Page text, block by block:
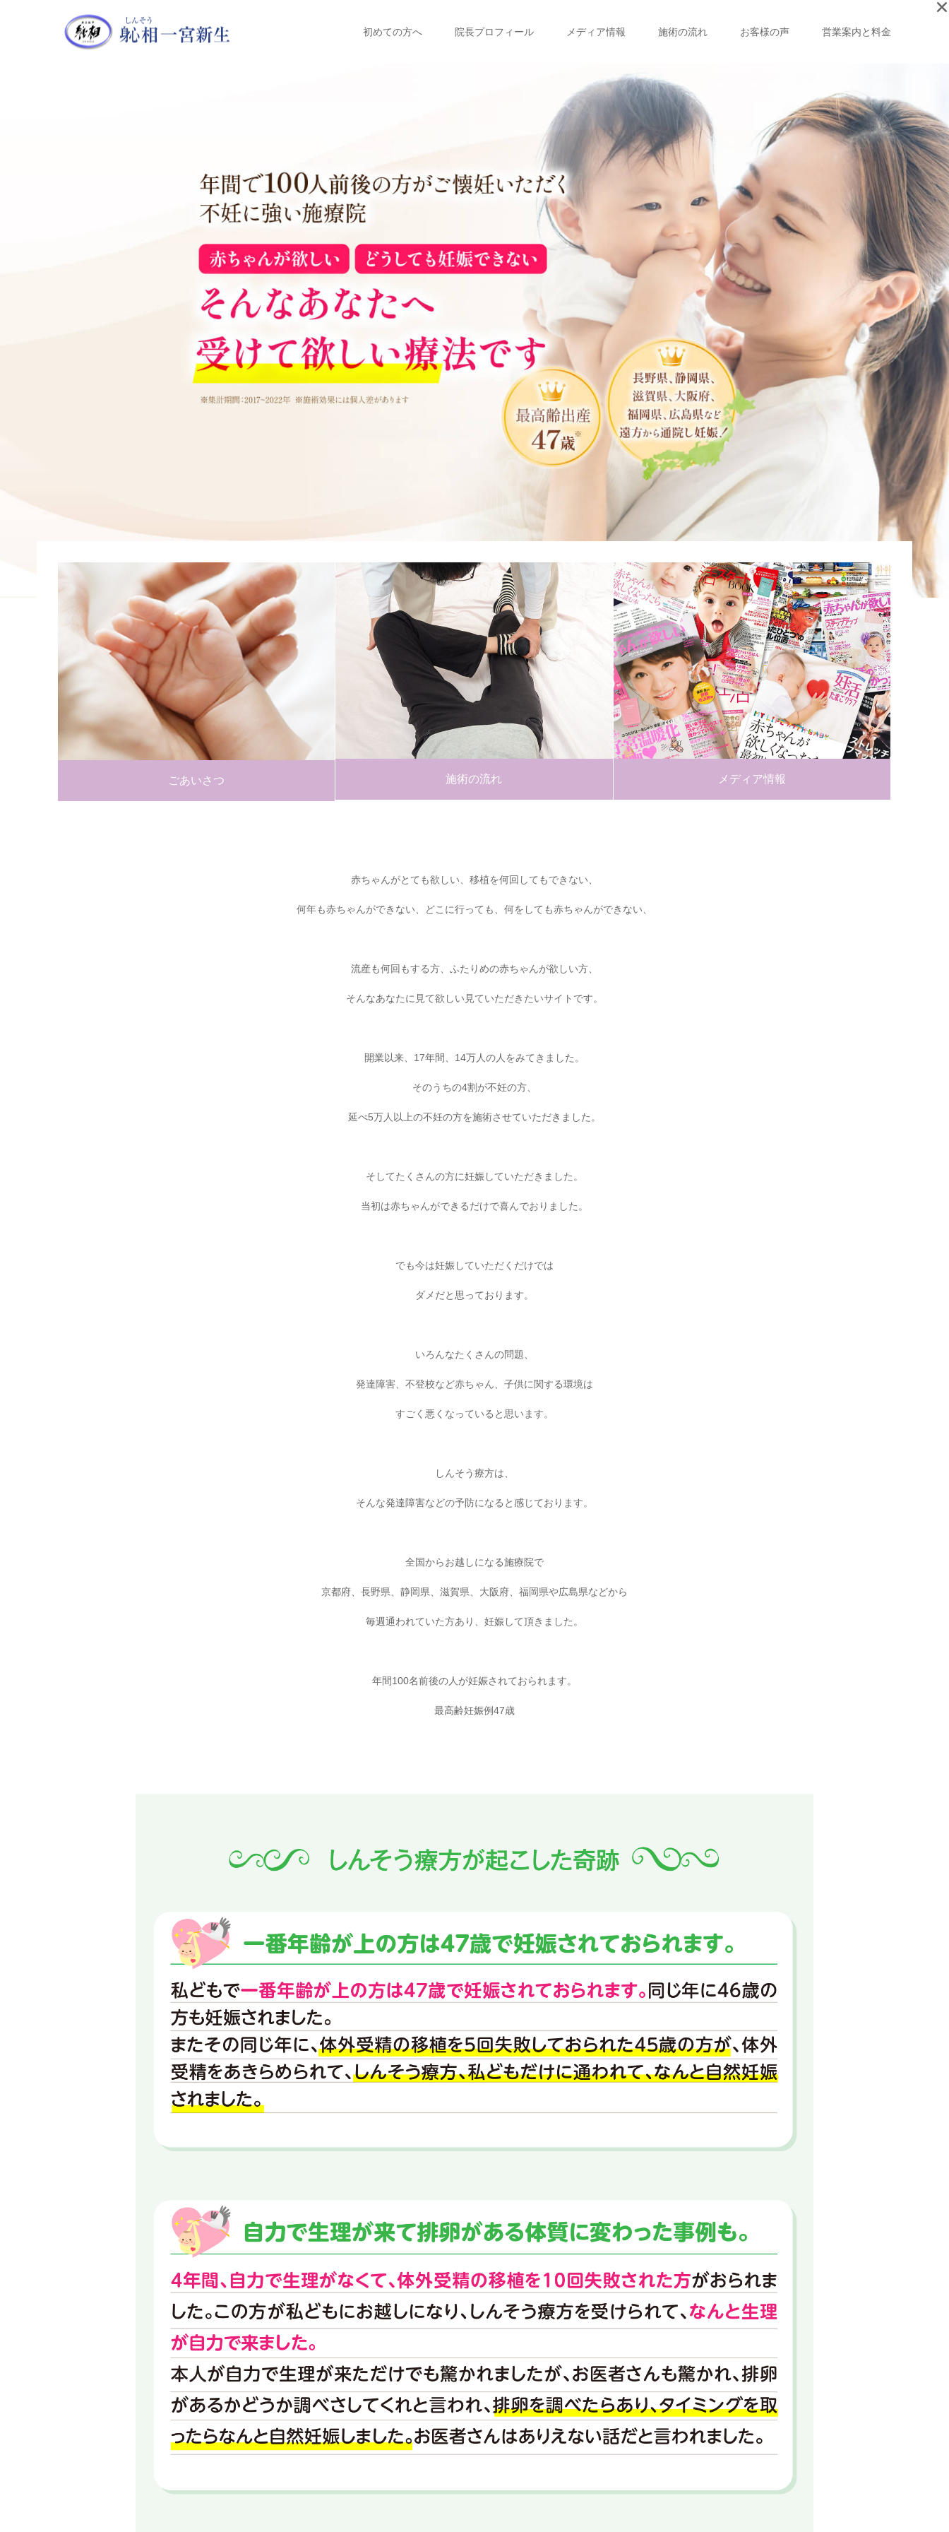
初めての方へ 院長プロフィール メディア情報 施術の流れ お客様の声 営業案内と料金
ごあいさつ 施術の流れ メディア情報
赤ちゃんがとても欲しい、移植を何回してもできない、
何年も赤ちゃんができない、どこに行っても、何をしても赤ちゃんができない、
流産も何回もする方、ふたりめの赤ちゃんが欲しい方、
そんなあなたに見て欲しい見ていただきたいサイトです。
開業以来、17年間、14万人の人をみてきました。
そのうちの4割が不妊の方、
延べ5万人以上の不妊の方を施術させていただきました。
そしてたくさんの方に妊娠していただきました。
当初は赤ちゃんができるだけで喜んでおりました。
でも今は妊娠していただくだけでは
ダメだと思っております。
いろんなたくさんの問題、
発達障害、不登校など赤ちゃん、子供に関する環境は
すごく悪くなっていると思います。
しんそう療方は、
そんな発達障害などの予防になると感じております。
全国からお越しになる施療院で
京都府、長野県、静岡県、滋賀県、大阪府、福岡県や広島県などから
毎週通われていた方あり、妊娠して頂きました。
年間100名前後の人が妊娠されておられます。
最高齢妊娠例47歳